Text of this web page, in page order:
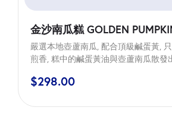
金沙南瓜糕 GOLDEN
嚴選本地壺蘆南瓜, 配合頂級鹹蛋黃,
煎香, 糕中的鹹蛋黃油與壺蘆南瓜散發
果香氣, 加上香醇美味的三興隆臘味
味道清甜優雅,創出年糕新經典。 Local
$298.00